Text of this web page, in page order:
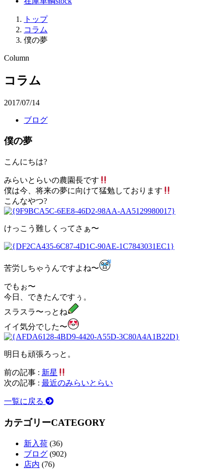
トップ
コラム
僕の夢
Column
コラム
2017/07/14
ブログ
僕の夢
こんにちは?
みらいとらいの農園長です
僕は今、将来の夢に向けて猛勉しております
こんなやつ?
けっこう難しくってさぁ〜
苦労しちゃうんですよね〜
でもぉ〜
今日、できたんですぅ。
スラスラ〜っとね
イイ気分でした〜
明日も頑張ろっと。
前の記事 : 新星
次の記事 : 最近のみらいとらい
一覧に戻る
カテゴリーCATEGORY
新入荷 (36)
ブログ (902)
店内 (76)